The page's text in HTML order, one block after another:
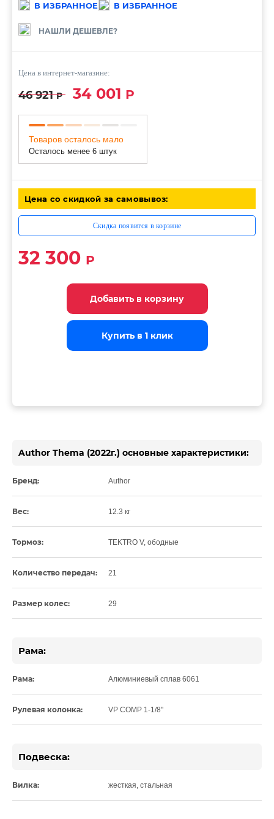
В ИЗБРАННОЕ В ИЗБРАННОЕ
НАШЛИ ДЕШЕВЛЕ?
Цена в интернет-магазине:
46 921Р 34 001 Р
Товаров осталось мало
Осталось менее 6 штук
Цена со скидкой за самовывоз:
Скидка появится в корзине
32 300 Р
Добавить в корзину
Добавить в корзину
Добавить в корзину
Купить в 1 клик
Купить в 1 клик
Купить в 1 клик
Author Thema (2022г.) основные характеристики:
Бренд: Author
Вес: 12.3 кг
Тормоз: TEKTRO V, ободные
Количество передач: 21
Размер колес: 29
Рама:
Рама: Алюминиевый сплав 6061
Рулевая колонка: VP COMP 1-1/8"
Подвеска:
Вилка: жесткая, стальная